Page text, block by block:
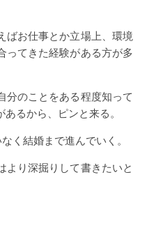
ばお仕事とか立場上、環境
ってきた経験がある方が多
分のことをある程度知って
るから、ピンと来る。
く結婚まで進んでいく。
より深掘りして書きたいと